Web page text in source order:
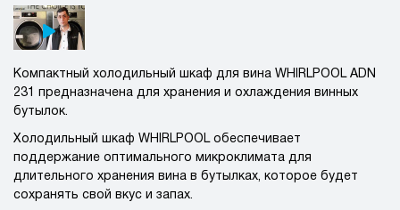
Компактный холодильный шкаф для вина WHIRLPOOL ADN
231 предназначена для хранения и охлаждения винных
бутылок.
Холодильный шкаф WHIRLPOOL обеспечивает
поддержание оптимального микроклимата для
длительного хранения вина в бутылках, которое будет
сохранять свой вкус и запах.